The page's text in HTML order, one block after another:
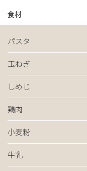
食材
パスタ
玉ねぎ
しめじ
鶏肉
小麦粉
牛乳